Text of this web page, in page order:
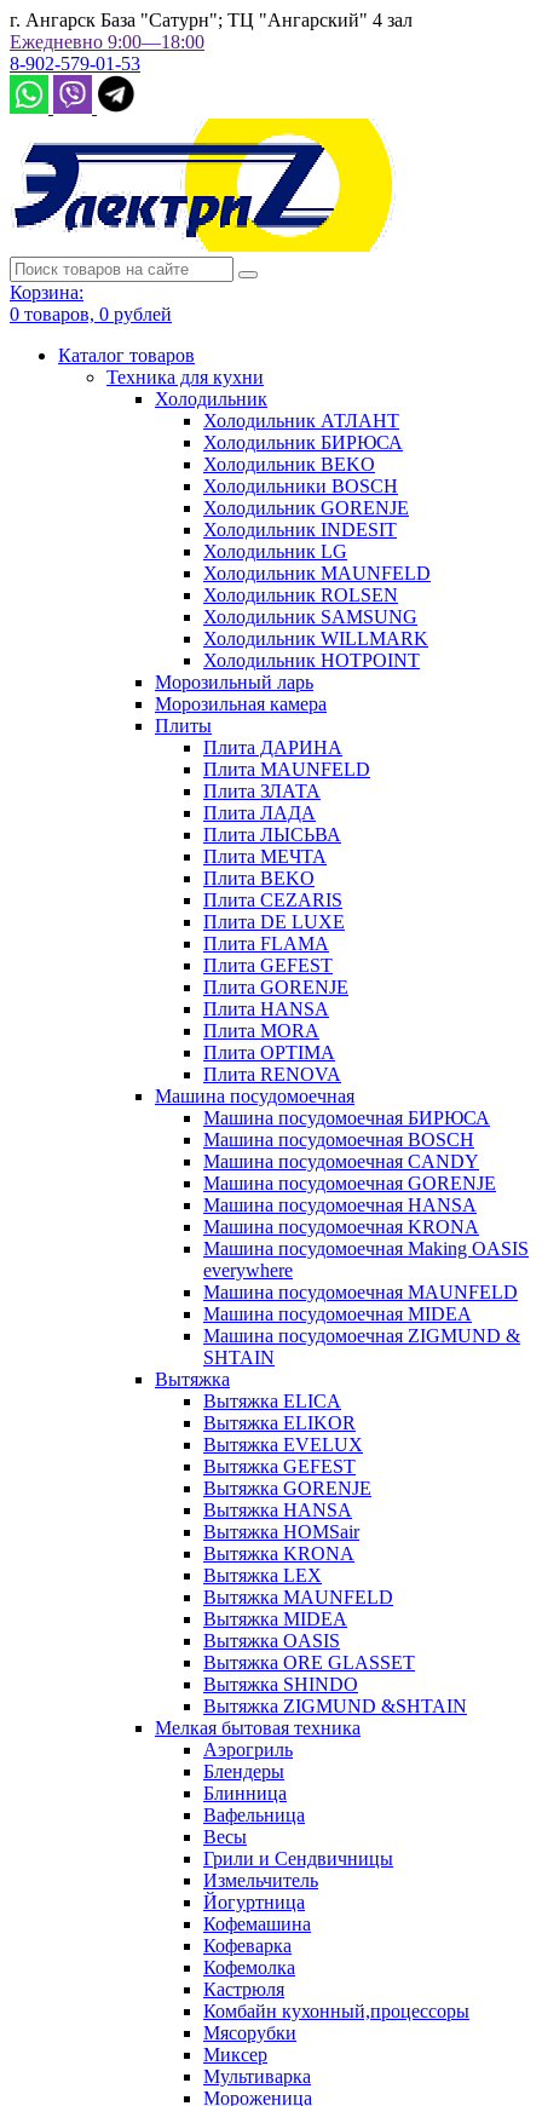
г. Ангарск База "Сатурн"; ТЦ "Ангарский" 4 зал
Ежедневно 9:00—18:00
8-902-579-01-53
Корзина:
0 товаров, 0 рублей
Каталог товаров
Техника для кухни
Холодильник
Холодильник АТЛАНТ
Холодильник БИРЮСА
Холодильник BEKO
Холодильники BOSCH
Холодильник GORENJE
Холодильник INDESIT
Холодильник LG
Холодильник MAUNFELD
Холодильник ROLSEN
Холодильник SAMSUNG
Холодильник WILLMARK
Холодильник HOTPOINT
Морозильный ларь
Морозильная камера
Плиты
Плита ДАРИНА
Плита MAUNFELD
Плита ЗЛАТА
Плита ЛАДА
Плита ЛЫСЬВА
Плита МЕЧТА
Плита BEKO
Плита CEZARIS
Плита DE LUXE
Плита FLAMA
Плита GEFEST
Плита GORENJE
Плита HANSA
Плита MORA
Плита OPTIMA
Плита RENOVA
Машина посудомоечная
Машина посудомоечная БИРЮСА
Машина посудомоечная BOSCH
Машина посудомоечная CANDY
Машина посудомоечная GORENJE
Машина посудомоечная HANSA
Машина посудомоечная KRONA
Машина посудомоечная Making OASIS
everywhere
Машина посудомоечная MAUNFELD
Машина посудомоечная MIDEA
Машина посудомоечная ZIGMUND &
SHTAIN
Вытяжка
Вытяжка ELICA
Вытяжка ELIKOR
Вытяжка EVELUX
Вытяжка GEFEST
Вытяжка GORENJE
Вытяжка HANSA
Вытяжка HOMSair
Вытяжка KRONA
Вытяжка LEX
Вытяжка MAUNFELD
Вытяжка MIDEA
Вытяжка OASIS
Вытяжка ORE GLASSET
Вытяжка SHINDO
Вытяжка ZIGMUND &SHTAIN
Мелкая бытовая техника
Аэрогриль
Блендеры
Блинница
Вафельница
Весы
Грили и Сендвичницы
Измельчитель
Йогуртница
Кофемашина
Кофеварка
Кофемолка
Кастрюля
Комбайн кухонный,процессоры
Мясорубки
Миксер
Мультиварка
Мороженица